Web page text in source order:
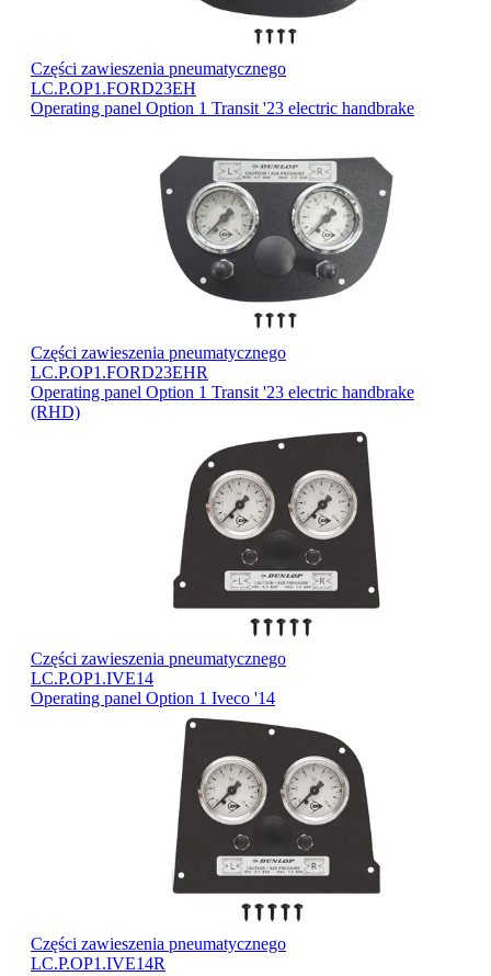
Części zawieszenia pneumatycznego
LC.P.OP1.FORD23EH
Operating panel Option 1 Transit '23 electric handbrake
Części zawieszenia pneumatycznego
LC.P.OP1.FORD23EHR
Operating panel Option 1 Transit '23 electric handbrake
(RHD)
Części zawieszenia pneumatycznego
LC.P.OP1.IVE14
Operating panel Option 1 Iveco '14
Części zawieszenia pneumatycznego
LC.P.OP1.IVE14R